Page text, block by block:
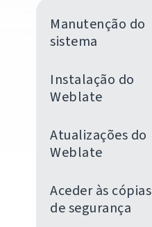
Manutenção do
sistema
Instalação do
Weblate
Atualizações do
Weblate
Aceder às cópias
de segurança